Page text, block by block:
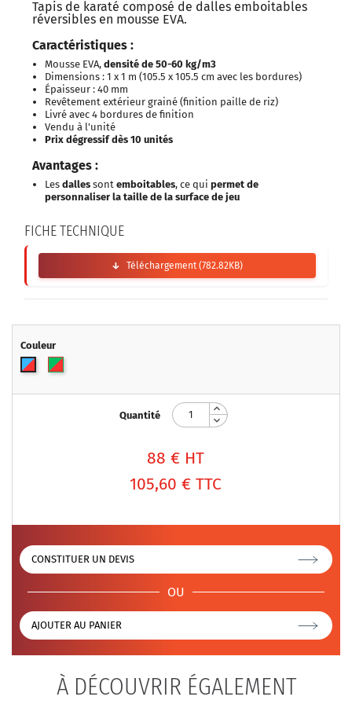
Tapis de karaté composé de dalles emboitables
réversibles en mousse EVA.
Caractéristiques :
Mousse EVA, densité de 50-60 kg/m3
Dimensions : 1 x 1 m (105.5 x 105.5 cm avec les bordures)
Épaisseur : 40 mm
Revêtement extérieur grainé (finition paille de riz)
Livré avec 4 bordures de finition
Vendu à l'unité
Prix dégressif dès 10 unités
Avantages :
Les dalles sont emboitables, ce qui permet de
personnaliser la taille de la surface de jeu
FICHE TECHNIQUE
Téléchargement (782.82KB)
Couleur
Bleu/RougeVert/Rouge
Quantité
88 € HT
105,60 € TTC
CONSTITUER UN DEVIS
OU
AJOUTER AU PANIER
À DÉCOUVRIR ÉGALEMENT